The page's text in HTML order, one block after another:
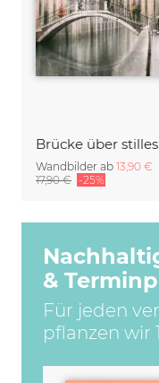
Wandbilder ab 13,90 €
17,90 € -25%
&
Für jeden
pflanzen wir